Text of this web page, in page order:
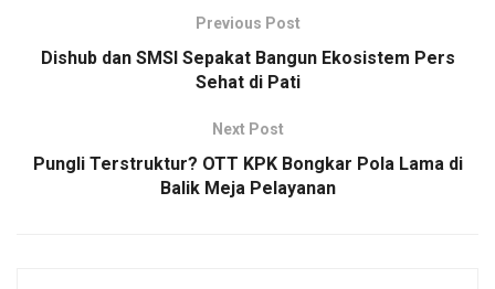
o
A
p
p
n
k
Previous Post
Dishub dan SMSI Sepakat Bangun Ekosistem Pers
Sehat di Pati
Next Post
Pungli Terstruktur? OTT KPK Bongkar Pola Lama di
Balik Meja Pelayanan